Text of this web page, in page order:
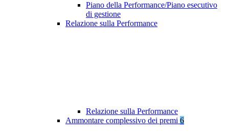
Piano della Performance/Piano esecutivo
di gestione
Relazione sulla Performance
Relazione sulla Performance
Ammontare complessivo dei premi 6